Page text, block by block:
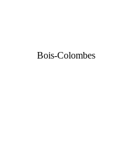
Bois-Colombes